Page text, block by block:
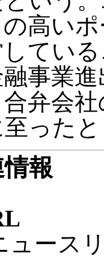
高い
てい
事業
弁会
至った
報
ース